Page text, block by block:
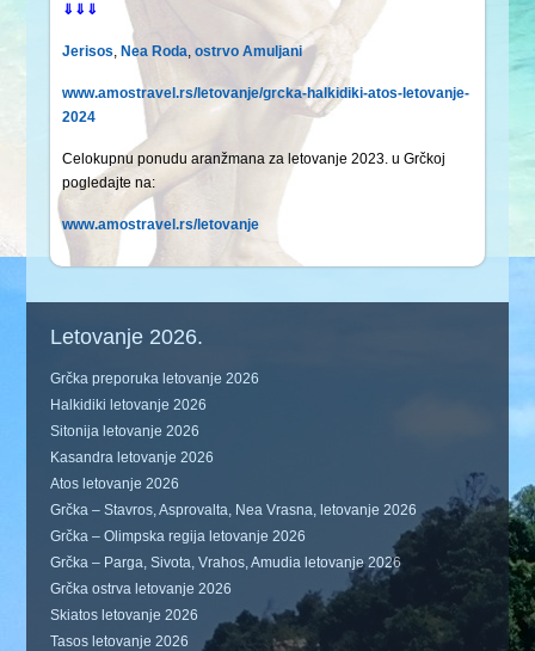
⇓⇓⇓
Jerisos, Nea Roda,ostrvo Amuljani
www.amostravel.rs/letovanje/grcka-halkidiki-atos-letovanje-
2024
Celokupnu ponudu aranžmana za letovanje 2023. u Grčkoj
pogledajte na:
www.amostravel.rs/letovanje
Letovanje 2026.
Grčka preporuka letovanje 2026
Halkidiki letovanje 2026
Sitonija letovanje 2026
Kasandra letovanje 2026
Atos letovanje 2026
Grčka – Stavros, Asprovalta, Nea Vrasna, letovanje 2026
Grčka – Olimpska regija letovanje 2026
Grčka – Parga, Sivota, Vrahos, Amudia letovanje 2026
Grčka ostrva letovanje 2026
Skiatos letovanje 2026
Tasos letovanje 2026